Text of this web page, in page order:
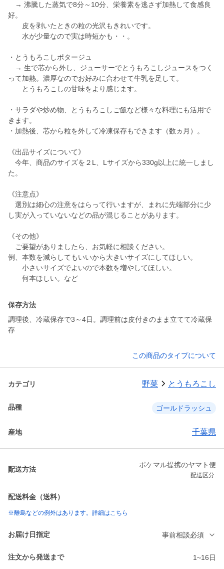
→ 沸騰した蒸気で8分～10分、栄養素を逃さず加熱して食感良
好。
皮を剥いたときの粒の光沢もきれいです。
水が少量なので実は時短かも・・。
・とうもろこしポタージュ
→ 生で芯から外し、ジューサーでとうもろこしジュースをつく
って加熱。濃厚なのでお好みに合わせて牛乳を足して。
とうもろこしの甘味をより感じます。
・サラダや炒め物、とうもろこしご飯など様々な料理にも活用で
きます。
・加熱後、芯から粒を外して冷凍保存もできます（数ヵ月）。
《出品サイズについて》
今年、商品のサイズを２L、Lサイズから330g以上に統一しまし
た。
《注意点》
選別は細心の注意をはらって行いますが、まれに先端部分に少
し実が入っていないなどの品が混じることがあります。
《その他》
ご要望がありましたら、お気軽に相談ください。
例、本数を減らしてもいいから大きいサイズにしてほしい。
小さいサイズでよいので本数を増やしてほしい。
何本ほしい。など
保存方法
調理後、冷蔵保存で3～4日。調理前は皮付きのまま立てて冷蔵保
存
この商品のタイプについて
カテゴリ 野菜 とうもろこし
品種 ゴールドラッシュ
産地 千葉県
配送方法
ポケマル提携のヤマト便
配送区分:
配送料金（送料）
※離島などの例外はあります。詳細はこちら
お届け日指定 事前相談必須
注文から発送まで 1~16日